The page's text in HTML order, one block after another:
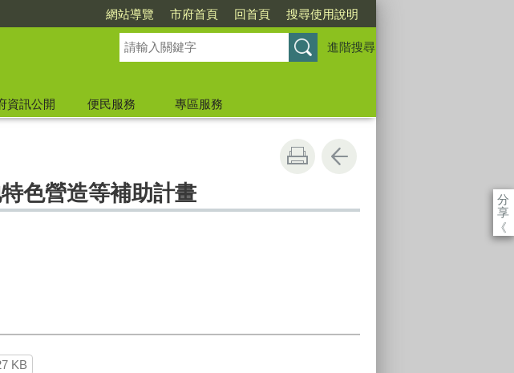
網站導覽 市府首頁 回首頁 搜尋使用說明
進階搜尋
資訊公開 便民服務
專區服務
分
享
《
色營造等補助計畫
KB